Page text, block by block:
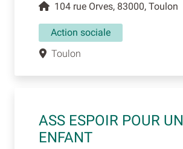
104 rue Orves, 83000, Toulon
Action sociale
Toulon
ASS ESPOIR POUR UN
ENFANT